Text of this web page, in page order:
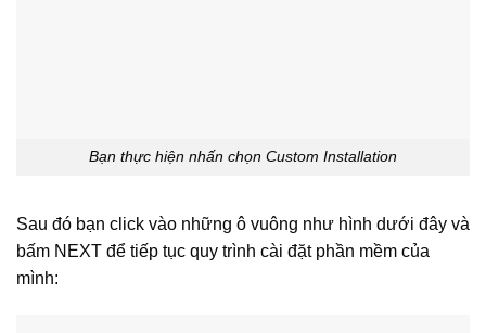
Bạn thực hiện nhấn chọn Custom Installation
Sau đó bạn click vào những ô vuông như hình dưới đây và
bấm NEXT để tiếp tục quy trình cài đặt phần mềm của
mình: